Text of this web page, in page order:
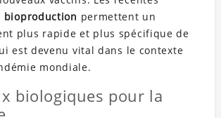
bioproduction permettent un
plus rapide et plus spécifique de
est devenu vital dans le contexte
mondiale.
biologiques pour la